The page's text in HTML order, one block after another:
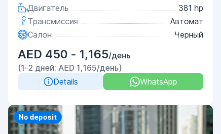
Двигатель
381 hp
Трансмиссия
Автомат
Салон
Черный
AED 450 - 1,165/день
(1-2 дней: AED 1,165/день)
Details
WhatsApp
Priority
No deposit